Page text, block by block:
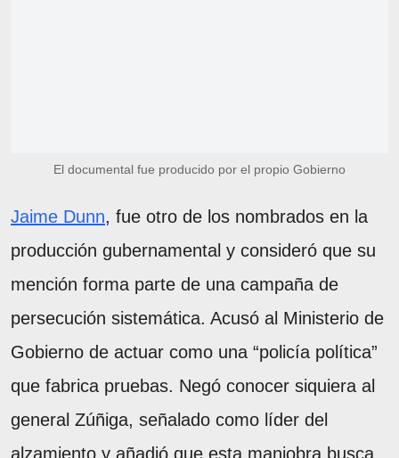
El documental fue producido por el propio Gobierno
Jaime Dunn, fue otro de los nombrados en la
producción gubernamental y consideró que su
mención forma parte de una campaña de
persecución sistemática. Acusó al Ministerio de
Gobierno de actuar como una “policía política”
que fabrica pruebas. Negó conocer siquiera al
general Zúñiga, señalado como líder del
alzamiento y añadió que esta maniobra busca